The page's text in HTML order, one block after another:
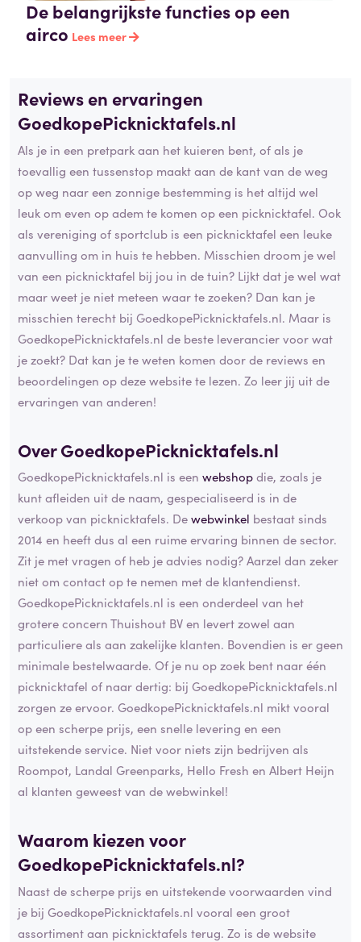
De belangrijkste functies op een
airco Lees meer
Reviews en ervaringen
GoedkopePicknicktafels.nl
Als je in een pretpark aan het kuieren bent, of als je
toevallig een tussenstop maakt aan de kant van de weg
op weg naar een zonnige bestemming is het altijd wel
leuk om even op adem te komen op een picknicktafel. Ook
als vereniging of sportclub is een picknicktafel een leuke
aanvulling om in huis te hebben. Misschien droom je wel
van een picknicktafel bij jou in de tuin? Lijkt dat je wel wat
maar weet je niet meteen waar te zoeken? Dan kan je
misschien terecht bij GoedkopePicknicktafels.nl. Maar is
GoedkopePicknicktafels.nl de beste leverancier voor wat
je zoekt? Dat kan je te weten komen door de reviews en
beoordelingen op deze website te lezen. Zo leer jij uit de
ervaringen van anderen!
Over GoedkopePicknicktafels.nl
GoedkopePicknicktafels.nl is een webshopdie, zoals je
kunt afleiden uit de naam, gespecialiseerd is in de
verkoop van picknicktafels. Dewebwinkel bestaat sinds
2014 en heeft dus al een ruime ervaring binnen de sector.
Zit je met vragen of heb je advies nodig? Aarzel dan zeker
niet om contact op te nemen met de klantendienst.
GoedkopePicknicktafels.nl is een onderdeel van het
grotere concern Thuishout BV en levert zowel aan
particuliere als aan zakelijke klanten. Bovendien is er geen
minimale bestelwaarde. Of je nu op zoek bent naar één
picknicktafel of naar dertig: bij GoedkopePicknicktafels.nl
zorgen ze ervoor. GoedkopePicknicktafels.nl mikt vooral
op een scherpe prijs, een snelle levering en een
uitstekende service. Niet voor niets zijn bedrijven als
Roompot, Landal Greenparks, Hello Fresh en Albert Heijn
al klanten geweest van de webwinkel!
Waarom kiezen voor
GoedkopePicknicktafels.nl?
Naast de scherpe prijs en uitstekende voorwaarden vind
je bij GoedkopePicknicktafels.nl vooral een groot
assortiment aan picknicktafels terug. Zo is de website